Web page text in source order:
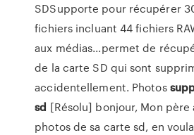
SDSupporte pour récupérer
fichiers incluant 44 fichiers
aux médias...permet de
de la carte SD qui sont
accidentellement. Photos
sd [Résolu] bonjour, Mon père
photos de sa carte sd, en